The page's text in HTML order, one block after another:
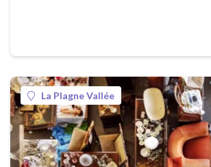
La Plagne Vallée